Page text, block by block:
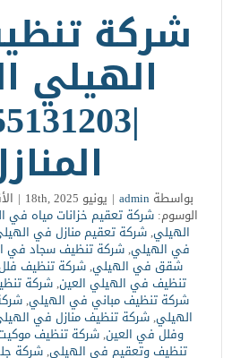
شركة
الهيلي
بواسطةadmin
| يونيو 18th, 2025 |
الوسوم:شركة تعقيم خزانات مياه في
الهيلي,شركة تعقيم منازل في
في الهيلي,شركة تنظيف سجاد في
شقق في الهيلي,شركة تنظيف
تنظيف في الهيلي العين,شركة
شركة تنظيف مباني في الهيلي,
الهيلي,شركة تنظيف منازل في
وفلل في العين,شركة تنظيف
تنظيف وتعقيم في الهيلي,شركة